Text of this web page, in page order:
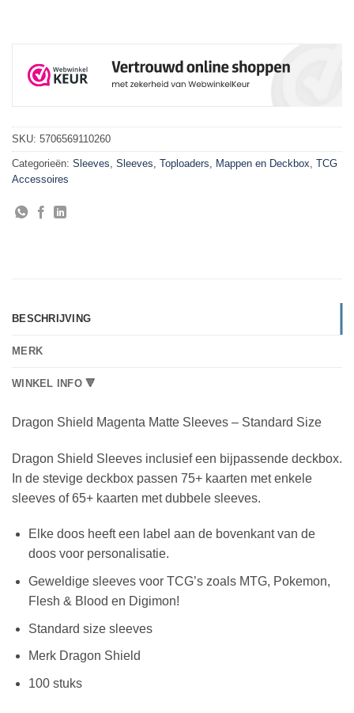
SKU: 5706569110260
Categorieën: Sleeves, Sleeves, Toploaders, Mappen en Deckbox, TCG
Accessoires
BESCHRIJVING
MERK
WINKEL INFO 🔻
Dragon Shield Magenta Matte Sleeves – Standard Size
Dragon Shield Sleeves inclusief een bijpassende deckbox.
In de stevige deckbox passen 75+ kaarten met enkele
sleeves of 65+ kaarten met dubbele sleeves.
Elke doos heeft een label aan de bovenkant van de
doos voor personalisatie.
Geweldige sleeves voor TCG’s zoals MTG, Pokemon,
Flesh & Blood en Digimon!
Standard size sleeves
Merk Dragon Shield
100 stuks